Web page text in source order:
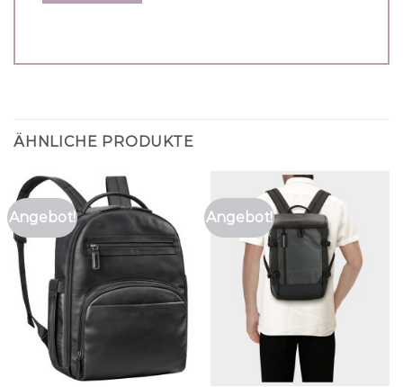
ÄHNLICHE PRODUKTE
Angebot! Angebot!